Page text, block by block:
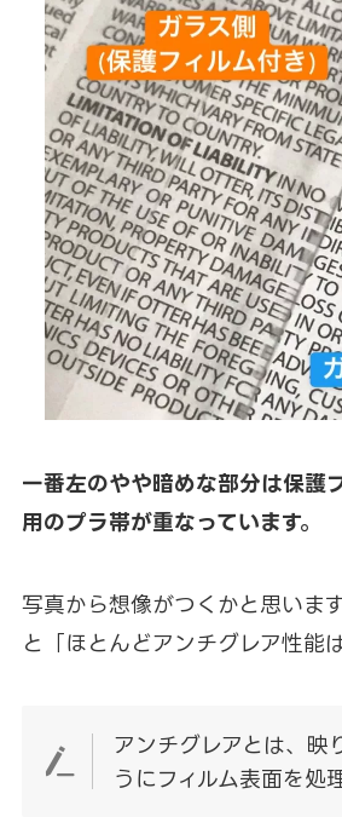
一番左のやや暗めな部分は保護
用のプラ帯が重なっています。
写真から想像がつくかと思いま
と「 ほとんどアンチグレア性能
アンチグレアとは、映
うにフィルム表面を処